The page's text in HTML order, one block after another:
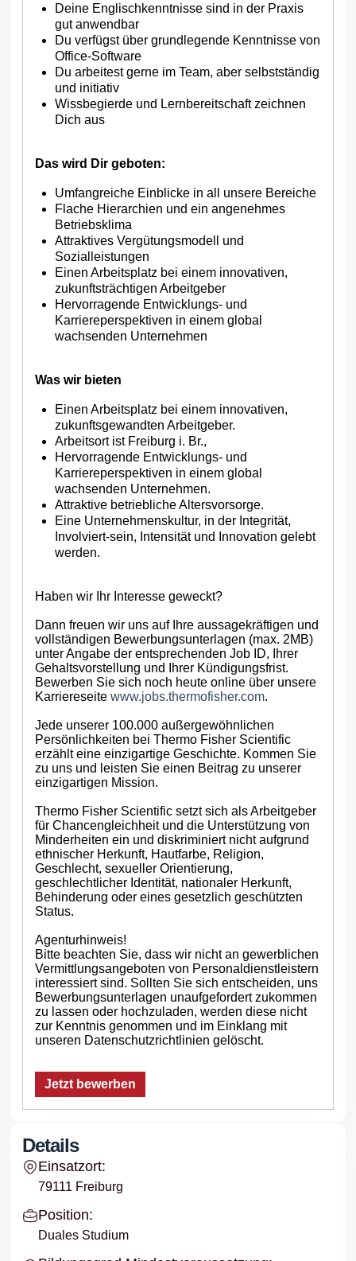
Deine Englischkenntnisse sind in der Praxis
gut anwendbar
Du verfügst über grundlegende Kenntnisse von
Office-Software
Du arbeitest gerne im Team, aber selbstständig
und initiativ
Wissbegierde und Lernbereitschaft zeichnen
Dich aus
Das wird Dir geboten:
Umfangreiche Einblicke in all unsere Bereiche
Flache Hierarchien und ein angenehmes
Betriebsklima
Attraktives Vergütungsmodell und
Sozialleistungen
Einen Arbeitsplatz bei einem innovativen,
zukunftsträchtigen Arbeitgeber
Hervorragende Entwicklungs- und
Karriereperspektiven in einem global
wachsenden Unternehmen
Was wir bieten
Einen Arbeitsplatz bei einem innovativen,
zukunftsgewandten Arbeitgeber.
Arbeitsort ist Freiburg i. Br.,
Hervorragende Entwicklungs- und
Karriereperspektiven in einem global
wachsenden Unternehmen.
Attraktive betriebliche Altersvorsorge.
Eine Unternehmenskultur, in der Integrität,
Involviert-sein, Intensität und Innovation gelebt
werden.
Haben wir Ihr Interesse geweckt?
Dann freuen wir uns auf Ihre aussagekräftigen und
vollständigen Bewerbungsunterlagen (max. 2MB)
unter Angabe der entsprechenden Job ID, Ihrer
Gehaltsvorstellung und Ihrer Kündigungsfrist.
Bewerben Sie sich noch heute online über unsere
Karriereseite www.jobs.thermofisher.com.
Jede unserer 100.000 außergewöhnlichen
Persönlichkeiten bei Thermo Fisher Scientific
erzählt eine einzigartige Geschichte. Kommen Sie
zu uns und leisten Sie einen Beitrag zu unserer
einzigartigen Mission.
Thermo Fisher Scientific setzt sich als Arbeitgeber
für Chancengleichheit und die Unterstützung von
Minderheiten ein und diskriminiert nicht aufgrund
ethnischer Herkunft, Hautfarbe, Religion,
Geschlecht, sexueller Orientierung,
geschlechtlicher Identität, nationaler Herkunft,
Behinderung oder eines gesetzlich geschützten
Status.
Agenturhinweis!
Bitte beachten Sie, dass wir nicht an gewerblichen
Vermittlungsangeboten von Personaldienstleistern
interessiert sind. Sollten Sie sich entscheiden, uns
Bewerbungsunterlagen unaufgefordert zukommen
zu lassen oder hochzuladen, werden diese nicht
zur Kenntnis genommen und im Einklang mit
unseren Datenschutzrichtlinien gelöscht.
Jetzt bewerben
Details
Einsatzort:
79111 Freiburg
Position:
Duales Studium